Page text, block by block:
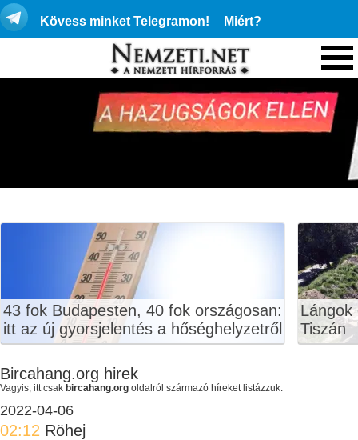
Kövess minket Telegramon! Miért?
43 fok Budapesten, 40 fok országosan:
itt az új gyorsjelentés a hőséghelyzetről
Lángok
Tiszán
Bircahang.org hirek
Vagyis, itt csak bircahang.org oldalról származó híreket listázzuk.
2022-04-06
02:12 Röhej